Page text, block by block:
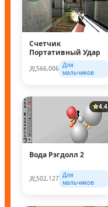
Счетчик
Портативный Удар
566,006 Для
мальчиков
4.4
Вода Рэгдолл 2
502,127 Для
мальчиков